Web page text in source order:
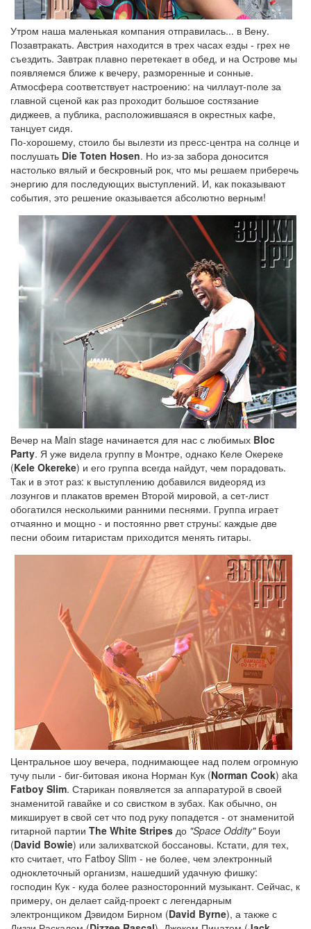
Утром наша маленькая компания отправилась... в Вену.
Позавтракать. Австрия находится в трех часах езды - грех не
съездить. Завтрак плавно перетекает в обед, и на Острове мы
появляемся ближе к вечеру, разморенные и сонные.
Атмосфера соответствует настроению: на чиллаут-поле за
главной сценой как раз проходит большое состязание
диджеев, а публика, расположившаяся в окрестных кафе,
танцует сидя.
По-хорошему, стоило бы вылезти из пресс-центра на солнце и
послушать Die Toten Hosen. Но из-за забора доносится
настолько вялый и бескровный рок, что мы решаем приберечь
энергию для последующих выступлений. И, как показывают
события, это решение оказывается абсолютно верным!
Вечер на Main stage начинается для нас с любимых Bloc
Party. Я уже видела группу в Монтре, однако Келе Окереке
(Kele Okereke) и его группа всегда найдут, чем порадовать.
Так и в этот раз: к выступлению добавился видеоряд из
лозунгов и плакатов времен Второй мировой, а сет-лист
обогатился несколькими ранними песнями. Группа играет
отчаянно и мощно - и постоянно рвет струны: каждые две
песни обоим гитаристам приходится менять гитары.
Центральное шоу вечера, поднимающее над полем огромную
тучу пыли - биг-битовая икона Норман Кук (Norman Cook) aka
Fatboy Slim. Старикан появляется за аппаратурой в своей
знаменитой гавайке и со свистком в зубах. Как обычно, он
микширует в свой сет что под руку попадется - от знаменитой
гитарной партии The White Stripes до "Space Oddity"Боуи
(David Bowie) или залихватской боссановы. Кстати, для тех,
кто считает, что Fatboy Slim - не более, чем электронный
одноклеточный организм, нашедший удачную фишку:
господин Кук - куда более разносторонний музыкант. Сейчас, к
примеру, он делает сайд-проект с легендарным
электронщиком Дэвидом Бирном (David Byrne), а также с